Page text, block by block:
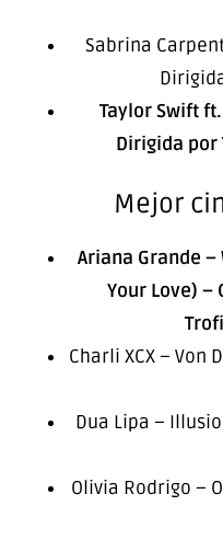
Sabrina
Taylor Swift
Dirigida por
Mejor
Ariana Grande –
Your Love) –
Charli XCX – Von
Dua Lipa –
Olivia Rodrigo –